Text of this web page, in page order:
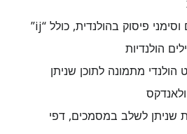
מזהה תווים וסימני פיסוק בהולנדית, כולל “ij”
הולנדיות
מתמונה לתוכן שניתן
שניתן לשלב במסמכים, דפי